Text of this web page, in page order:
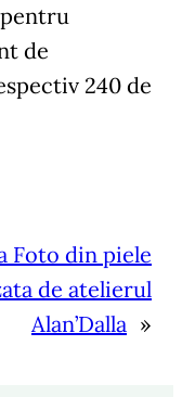
de
240 de
Foto din piele
de atelierul
Alan’Dalla »